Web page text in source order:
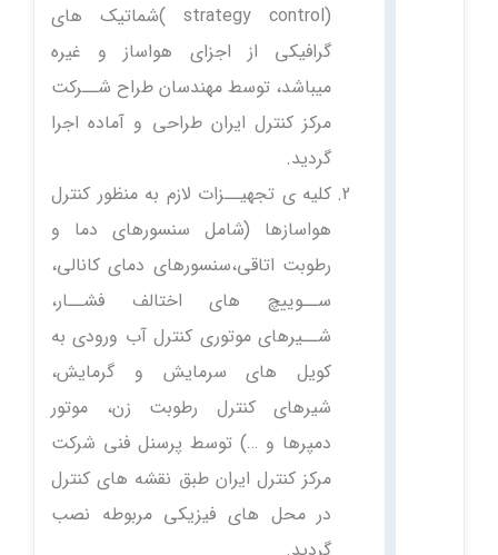
(strategy control )شماتیک های
گرافیکی از اجزای هواساز و غیره
میباشد، توسط مهندسان طراح شــرکت
مرکز کنترل ایران طراحی و آماده اجرا
گردید.
کلیه ی تجهیــزات لازم به منظور کنترل
هواسازها (شامل سنسورهای دما و
رطوبت اتاقی،سنسورهای دمای کانالی،
ســوییچ های اختالف فشــار،
شــیرهای موتوری کنترل آب ورودی به
کویل های سرمایش و گرمایش،
شیرهای کنترل رطوبت زن، موتور
دمپرها و …) توسط پرسنل فنی شرکت
مرکز کنترل ایران طبق نقشه های کنترل
در محل های فیزیکی مربوطه نصب